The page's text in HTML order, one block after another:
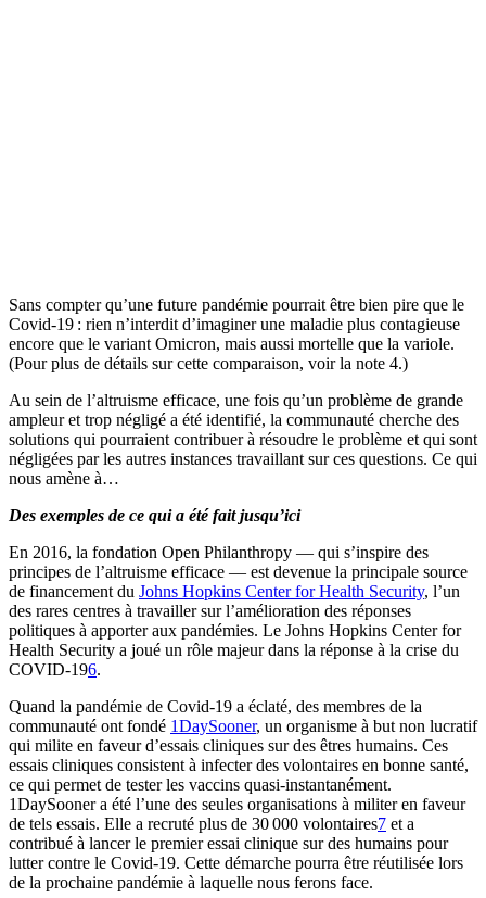
Sans compter qu’une future pandémie pourrait être bien pire que le
Covid-19 : rien n’interdit d’imaginer une maladie plus contagieuse
encore que le variant Omicron, mais aussi mortelle que la variole.
(Pour plus de détails sur cette comparaison, voir la note 4.)
Au sein de l’altruisme efficace, une fois qu’un problème de grande
ampleur et trop négligé a été identifié, la communauté cherche des
solutions qui pourraient contribuer à résoudre le problème et qui sont
négligées par les autres instances travaillant sur ces questions. Ce qui
nous amène à…
Des exemples de ce qui a été fait jusqu’ici
En 2016, la fondation Open Philanthropy — qui s’inspire des
principes de l’altruisme efficace — est devenue la principale source
de financement du Johns Hopkins Center for Health Security, l’un
des rares centres à travailler sur l’amélioration des réponses
politiques à apporter aux pandémies. Le Johns Hopkins Center for
Health Security a joué un rôle majeur dans la réponse à la crise du
COVID-19⁠6.
Quand la pandémie de Covid-19 a éclaté, des membres de la
communauté ont fondé 1DaySooner, un organisme à but non lucratif
qui milite en faveur d’essais cliniques sur des êtres humains. Ces
essais cliniques consistent à infecter des volontaires en bonne santé,
ce qui permet de tester les vaccins quasi-instantanément.
1DaySooner a été l’une des seules organisations à militer en faveur
de tels essais. Elle a recruté plus de 30 000 volontaires⁠7 et a
contribué à lancer le premier essai clinique sur des humains pour
lutter contre le Covid-19. Cette démarche pourra être réutilisée lors
de la prochaine pandémie à laquelle nous ferons face.